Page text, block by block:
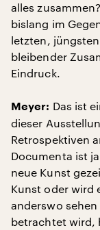
alles
bislang im
letzten,
bleibender
Eindruck.
Meyer: Das ist
dieser
Retrospektiven
Documenta ist
neue Kunst
Kunst oder wird
anderswo
betrachtet wird,